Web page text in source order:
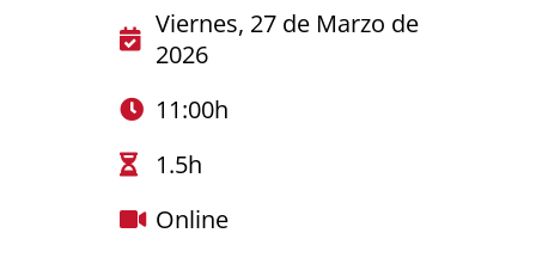
Viernes, 27 de Marzo de
2026
11:00h
1.5h
Online